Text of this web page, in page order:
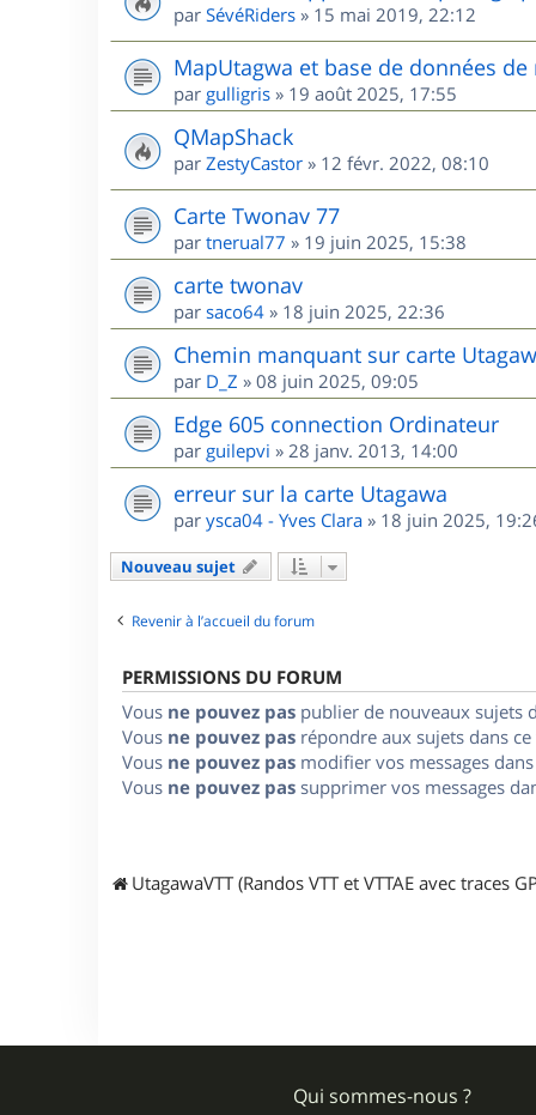
par SévéRiders » 15 mai 2019, 22:12
MapUtagwa et base de données de
par gulligris » 19 août 2025, 17:55
QMapShack
par ZestyCastor » 12 févr. 2022, 08:10
Carte Twonav 77
par tnerual77 » 19 juin 2025, 15:38
carte twonav
par saco64 » 18 juin 2025, 22:36
Chemin manquant sur carte
par D_Z » 08 juin 2025, 09:05
Edge 605 connection Ordinateur
par guilepvi » 28 janv. 2013, 14:00
erreur sur la carte Utagawa
par ysca04 - Yves Clara » 18 juin 2025,
Nouveau sujet
Revenir à l’accueil du forum
PERMISSIONS DU FORUM
Vous ne pouvez pas publier de nouveaux sujets
Vous ne pouvez pas répondre aux sujets dans
Vous ne pouvez pas modifier vos messages
Vous ne pouvez pas supprimer vos messages
UtagawaVTT (Randos VTT et VTTAE avec traces
Qui sommes-nous ?